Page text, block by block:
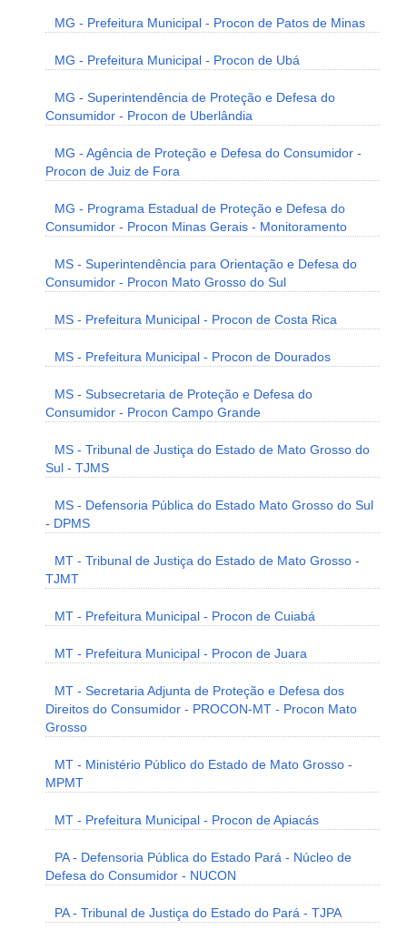
MG - Prefeitura Municipal - Procon de Patos de Minas
MG - Prefeitura Municipal - Procon de Ubá
MG - Superintendência de Proteção e Defesa do
Consumidor - Procon de Uberlândia
MG - Agência de Proteção e Defesa do Consumidor -
Procon de Juiz de Fora
MG - Programa Estadual de Proteção e Defesa do
Consumidor - Procon Minas Gerais - Monitoramento
MS - Superintendência para Orientação e Defesa do
Consumidor - Procon Mato Grosso do Sul
MS - Prefeitura Municipal - Procon de Costa Rica
MS - Prefeitura Municipal - Procon de Dourados
MS - Subsecretaria de Proteção e Defesa do
Consumidor - Procon Campo Grande
MS - Tribunal de Justiça do Estado de Mato Grosso do
Sul - TJMS
MS - Defensoria Pública do Estado Mato Grosso do Sul
- DPMS
MT - Tribunal de Justiça do Estado de Mato Grosso -
TJMT
MT - Prefeitura Municipal - Procon de Cuiabá
MT - Prefeitura Municipal - Procon de Juara
MT - Secretaria Adjunta de Proteção e Defesa dos
Direitos do Consumidor - PROCON-MT - Procon Mato
Grosso
MT - Ministério Público do Estado de Mato Grosso -
MPMT
MT - Prefeitura Municipal - Procon de Apiacás
PA - Defensoria Pública do Estado Pará - Núcleo de
Defesa do Consumidor - NUCON
PA - Tribunal de Justiça do Estado do Pará - TJPA